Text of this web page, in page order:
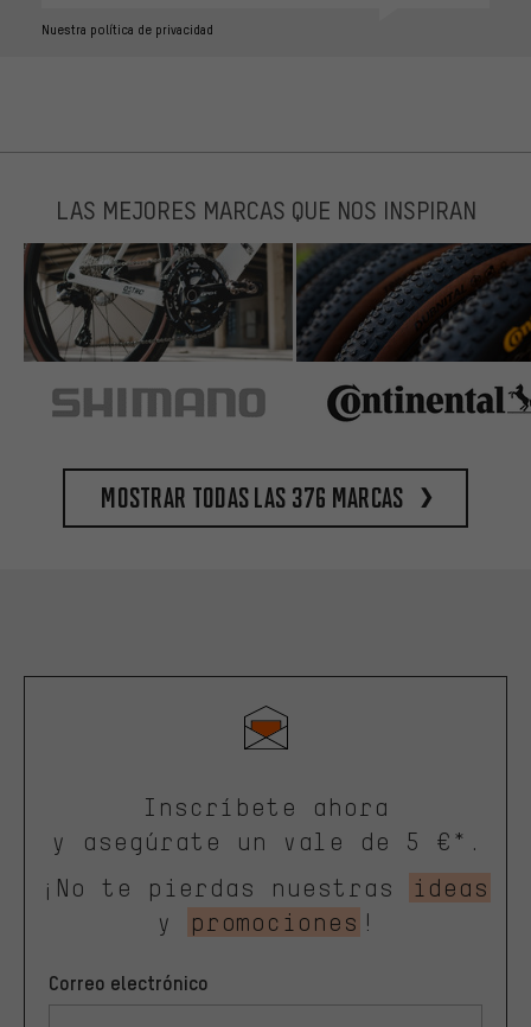
Nuestra política de privacidad
LAS MEJORES MARCAS QUE NOS INSPIRAN
Mostrar todas las 376 marcas
Inscríbete ahora
y asegúrate un vale de 5 €*.
¡No te pierdas nuestras
ideas
y
promociones !
Correo electrónico